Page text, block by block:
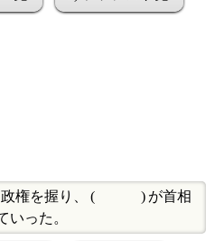
権を握り、
が首相
いった。